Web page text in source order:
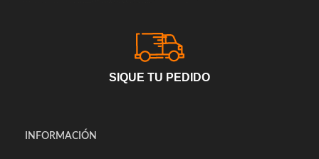
SIQUE TU PEDIDO
INFORMACIÓN